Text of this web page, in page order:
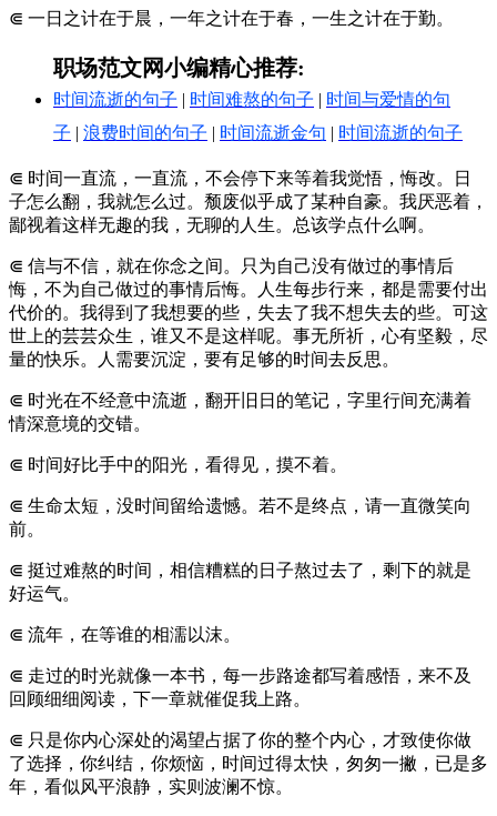
⋐ 一日之计在于晨，一年之计在于春，一生之计在于勤。
职场范文网小编精心推荐:
时间流逝的句子 | 时间难熬的句子 | 时间与爱情的句
子 | 浪费时间的句子 | 时间流逝金句 | 时间流逝的句子
⋐ 时间一直流，一直流，不会停下来等着我觉悟，悔改。日
子怎么翻，我就怎么过。颓废似乎成了某种自豪。我厌恶着，
鄙视着这样无趣的我，无聊的人生。总该学点什么啊。
⋐ 信与不信，就在你念之间。只为自己没有做过的事情后
悔，不为自己做过的事情后悔。人生每步行来，都是需要付出
代价的。我得到了我想要的些，失去了我不想失去的些。可这
世上的芸芸众生，谁又不是这样呢。事无所祈，心有坚毅，尽
量的快乐。人需要沉淀，要有足够的时间去反思。
⋐ 时光在不经意中流逝，翻开旧日的笔记，字里行间充满着
情深意境的交错。
⋐ 时间好比手中的阳光，看得见，摸不着。
⋐ 生命太短，没时间留给遗憾。若不是终点，请一直微笑向
前。
⋐ 挺过难熬的时间，相信糟糕的日子熬过去了，剩下的就是
好运气。
⋐ 流年，在等谁的相濡以沫。
⋐ 走过的时光就像一本书，每一步路途都写着感悟，来不及
回顾细细阅读，下一章就催促我上路。
⋐ 只是你内心深处的渴望占据了你的整个内心，才致使你做
了选择，你纠结，你烦恼，时间过得太快，匆匆一撇，已是多
年，看似风平浪静，实则波澜不惊。